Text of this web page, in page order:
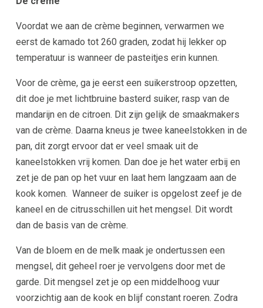
Voordat we aan de crème beginnen, verwarmen we
eerst de kamado tot 260 graden, zodat hij lekker op
temperatuur is wanneer de pasteitjes erin kunnen.
Voor de crème, ga je eerst een suikerstroop opzetten,
dit doe je met lichtbruine basterd suiker, rasp van de
mandarijn en de citroen. Dit zijn gelijk de smaakmakers
van de crème. Daarna kneus je twee kaneelstokken in de
pan, dit zorgt ervoor dat er veel smaak uit de
kaneelstokken vrij komen. Dan doe je het water erbij en
zet je de pan op het vuur en laat hem langzaam aan de
kook komen. Wanneer de suiker is opgelost zeef je de
kaneel en de citrusschillen uit het mengsel. Dit wordt
dan de basis van de crème.
Van de bloem en de melk maak je ondertussen een
mengsel, dit geheel roer je vervolgens door met de
garde. Dit mengsel zet je op een middelhoog vuur
voorzichtig aan de kook en blijf constant roeren. Zodra